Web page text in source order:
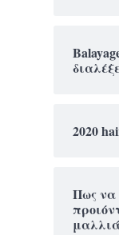
2020
Πως να